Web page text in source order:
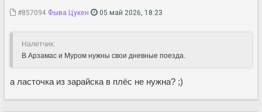
#857094 Фыва Цукен 05 май 2026, 18:23
Hалетчик:
В Арзамас и Муром нужны свои дневные поезда.
а ласточка из зарайска в плёс не нужна? ;)